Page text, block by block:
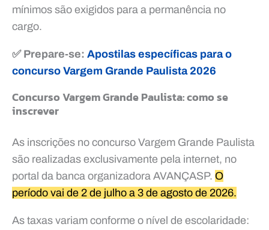
mínimos são exigidos para a permanência no
cargo.
✅ Prepare-se: Apostilas específicas para o
concurso Vargem Grande Paulista 2026
Concurso Vargem Grande Paulista: como se
inscrever
As inscrições no concurso Vargem Grande Paulista
são realizadas exclusivamente pela internet, no
portal da banca organizadora AVANÇASP. O
período vai de 2 de julho a 3 de agosto de 2026.
As taxas variam conforme o nível de escolaridade: